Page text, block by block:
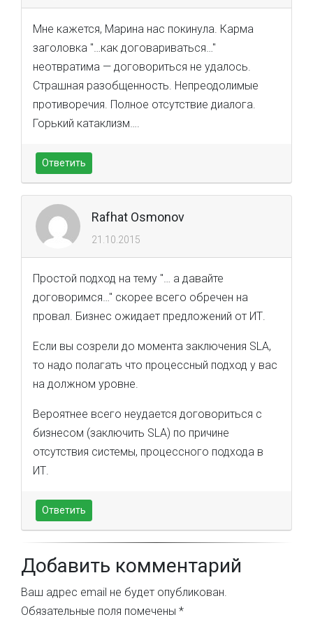
Мне кажется, Марина нас покинула. Карма
заголовка "…как договариваться…"
неотвратима — договориться не удалось.
Страшная разобщенность. Непреодолимые
противоречия. Полное отсутствие диалога.
Горький катаклизм….
Ответить
Rafhat Osmonov
21.10.2015
Простой подход на тему "… а давайте
договоримся…" скорее всего обречен на
провал. Бизнес ожидает предложений от ИТ.
Если вы созрели до момента заключения SLA,
то надо полагать что процессный подход у вас
на должном уровне.
Вероятнее всего неудается договориться с
бизнесом (заключить SLA) по причине
отсутствия системы, процессного подхода в
ИТ.
Ответить
Добавить комментарий
Ваш адрес email не будет опубликован.
Обязательные поля помечены *